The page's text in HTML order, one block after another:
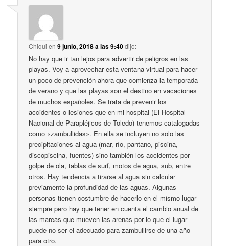
Chiqui en9 junio, 2018 a las 9:40dijo:
No hay que ir tan lejos para advertir de peligros en las
playas. Voy a aprovechar esta ventana virtual para hacer
un poco de prevención ahora que comienza la temporada
de verano y que las playas son el destino en vacaciones
de muchos españoles. Se trata de prevenir los
accidentes o lesiones que en mi hospital (El Hospital
Nacional de Parapléjicos de Toledo) tenemos catalogadas
como «zambullidas». En ella se incluyen no solo las
precipitaciones al agua (mar, río, pantano, piscina,
discopiscina, fuentes) sino también los accidentes por
golpe de ola, tablas de surf, motos de agua, sub, entre
otros. Hay tendencia a tirarse al agua sin calcular
previamente la profundidad de las aguas. Algunas
personas tienen costumbre de hacerlo en el mismo lugar
siempre pero hay que tener en cuenta el cambio anual de
las mareas que mueven las arenas por lo que el lugar
puede no ser el adecuado para zambullirse de una año
para otro.